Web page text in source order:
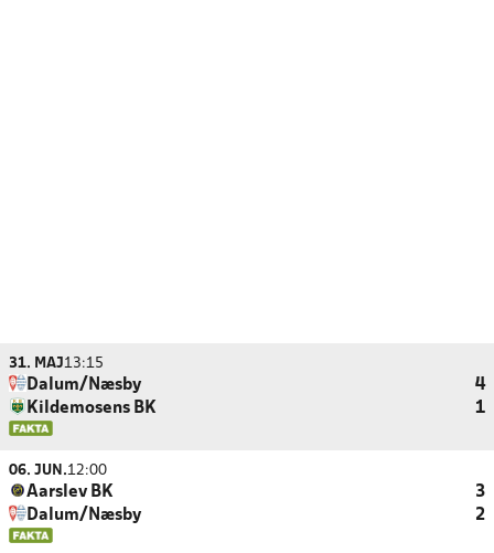
31. MAJ13:15
Dalum/Næsby
4
Kildemosens BK
1
06. JUN.12:00
Aarslev BK
3
Dalum/Næsby
2